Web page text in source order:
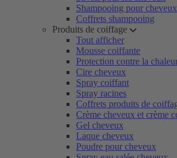
Shampooing pour
Coffrets shampooing
Produits de coiffage
Tout afficher
Mousse coiffante
Protection contre la
Cire cheveux
Spray coiffant
Spray racines
Coffrets produits de
Crème cheveux et crème
Gel cheveux
Laque cheveux
Poudre pour cheveux